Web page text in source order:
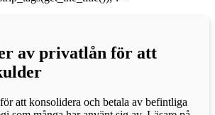
av privatlån för att
att konsolidera och betala av befintliga